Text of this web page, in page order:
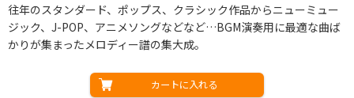
往年のスタンダード、ポップス、クラシック作品からニューミュー
ジック、J-POP、アニメソングなどなど…BGM演奏用に最適な曲ば
かりが集まったメロディー譜の集大成。
カートに入れる